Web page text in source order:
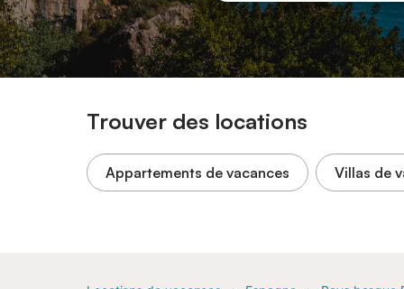
Trouver des locations
Appartements de vacances Villas de